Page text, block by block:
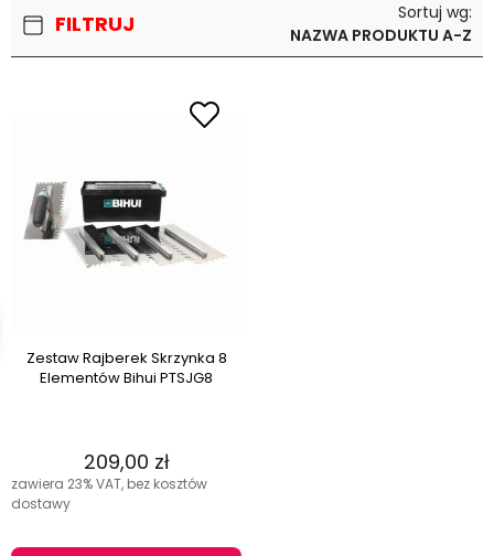
FILTRUJ
Sortuj wg:
NAZWA PRODUKTU A-Z
Zestaw Rajberek Skrzynka 8
Elementów Bihui PTSJG8
209,00 zł
zawiera 23% VAT, bez kosztów
dostawy